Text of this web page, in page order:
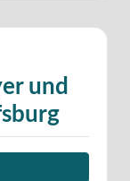
und